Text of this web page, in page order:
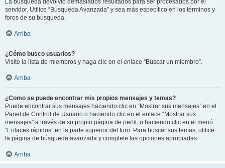
La búsqueda devolvió demasiados resultados para ser procesados por el
servidor. Utilice “Búsqueda Avanzada” y sea más específico en los términos y
foros de su búsqueda.
Arriba
¿Cómo busco usuarios?
Visite la lista de miembros y haga clic en el enlace “Buscar un miembro”.
Arriba
¿Como se puede encontrar mis propios mensajes y temas?
Puede encontrar sus mensajes haciendo clic en “Mostrar sus mensajes” en el
Panel de Control de Usuario o haciendo clic en el enlace “Mostrar sus
mensajes” a través de su propio página de perfil, o haciendo clic en el menú
“Enlaces rápidos” en la parte superior del foro. Para buscar sus temas, utilice
la página de búsqueda avanzada y complete las opciones apropiadas.
Arriba